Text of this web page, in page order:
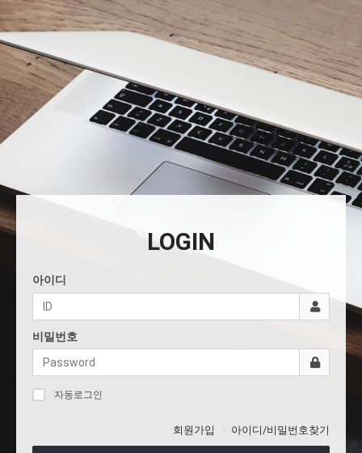
LOGIN
아이디
비밀번호
자동로그인
회원가입 아이디/비밀번호찾기